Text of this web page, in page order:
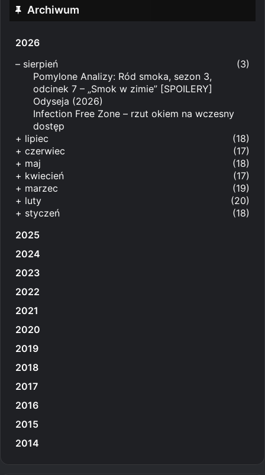
Archiwum
2026
– sierpień
(3)
Pomylone Analizy: Ród smoka, sezon 3,
odcinek 7 – „Smok w zimie” [SPOILERY]
Odyseja (2026)
Infection Free Zone – rzut okiem na wczesny
dostęp
+ lipiec
(18)
+ czerwiec
(17)
+ maj
(18)
+ kwiecień
(17)
+ marzec
(19)
+ luty
(20)
+ styczeń
(18)
2025
2024
2023
2022
2021
2020
2019
2018
2017
2016
2015
2014